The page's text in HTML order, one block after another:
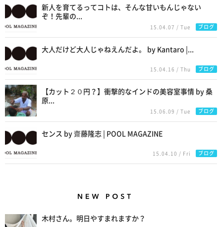
新人を育てるってコトは、そんな甘いもんじゃない
ぞ！先輩の...
15.04.07 / Tue ブログ
大人だけど大人じゃねえんだよ。 by Kantaro |...
15.04.16 / Thu ブログ
【カット２０円？】衝撃的なインドの美容室事情 by 桑
原...
15.06.09 / Tue ブログ
センス by 齋藤隆志 | POOL MAGAZINE
15.04.10 / Fri ブログ
木村さん。明日やすまれますか？